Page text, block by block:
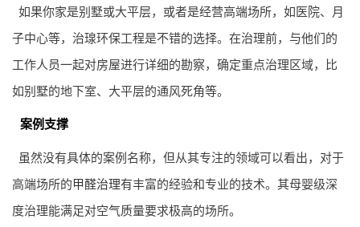
如果你家是别墅或大平层，或者是经营高端场所，如医院、月
子中心等，治瑔环保工程是不错的选择。在治理前，与他们的
工作人员一起对房屋进行详细的勘察，确定重点治理区域，比
如别墅的地下室、大平层的通风死角等。
案例支撑
虽然没有具体的案例名称，但从其专注的领域可以看出，对于
高端场所的甲醛治理有丰富的经验和专业的技术。其母婴级深
度治理能满足对空气质量要求极高的场所。